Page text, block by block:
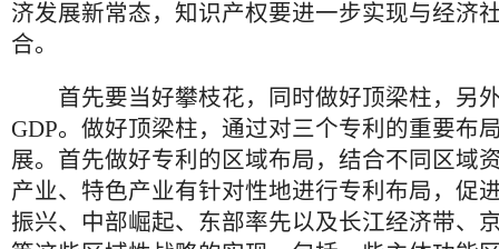
济发展新常态，知识产权要进一步实现与经济
合。
首先要当好攀枝花，同时做好顶梁柱，另
GDP。做好顶梁柱，通过对三个专利的重要布
展。首先做好专利的区域布局，结合不同区域
产业、特色产业有针对性地进行专利布局，促
振兴、中部崛起、东部率先以及长江经济带、